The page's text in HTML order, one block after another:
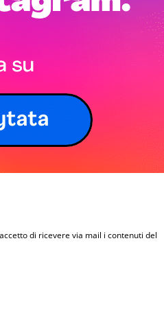
di ricevere via mail i contenuti del